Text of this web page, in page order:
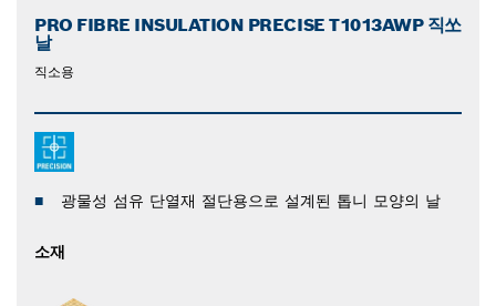
PRO FIBRE INSULATION PRECISE T1013AWP 직쏘
날
직소용
광물성 섬유 단열재 절단용으로 설계된 톱니 모양의 날
소재